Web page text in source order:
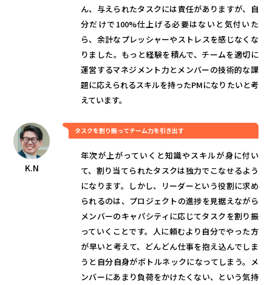
ん、与えられたタスクには責任がありますが、自
分だけで100%仕上げる必要はないと気付いた
ら、余計なプレッシャーやストレスを感じなくな
りました。もっと経験を積んで、チームを適切に
運営するマネジメント力とメンバーの技術的な課
題に応えられるスキルを持ったPMになりたいと考
えています。
K.N
タスクを割り振ってチーム力を引き出す
年次が上がっていくと知識やスキルが身に付い
て、割り当てられたタスクは独力でこなせるよう
になります。しかし、リーダーという役割に求め
られるのは、プロジェクトの進捗を見据えながら
メンバーのキャパシティに応じてタスクを割り振
っていくことです。人に頼むより自分でやった方
が早いと考えて、どんどん仕事を抱え込んでしま
うと自分自身がボトルネックになってしまう。メ
ンバーにあまり負荷をかけたくない、という気持